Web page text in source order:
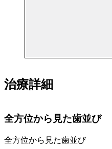
治療詳細
全方位から見た歯並び
全方位から見た歯並び